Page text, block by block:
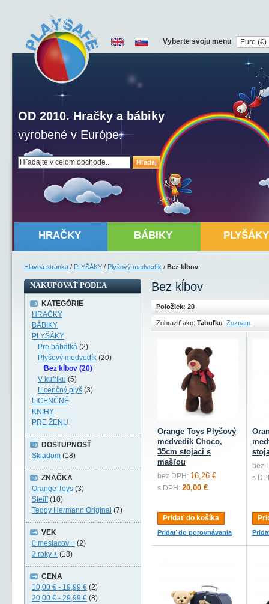
Hľadaj
OD 2010. Hračky a bábiky
vyrobené v Európe.
Vyberte svoju menu
HRAČKY BÁBIKY PLYŠÁKY
Hlavná stránka / PLYŠÁKY / Plyšový medvedík / Bez kĺbov
Bez kĺbov
Položiek: 20
Zobraziť ako: Tabuľku Zoznam
Orange Toys Plyšový
medvedík Choco,
35cm stojaci s
mašľou
bez DPH: 16,26 €
s DPH: 20,00 €
Pridať do košíka
Pridať do porovnávania
bez
s
NAKUPOVAŤ PODĽA
KATEGÓRIE
HRAČKY
BÁBIKY
PLYŠÁKY
Pre bábätká (2)
Plyšový medvedík (20)
Bez kĺbov (20)
V kufríku (5)
Licenčný plyš (3)
LICENČNÉ
KNIHY
PRE ŽENU
DOSTUPNOSŤ
Skladom (18)
ZNAČKA
Orange Toys (3)
Steiff(10)
Teddy Hermann Original (7)
VEK
0 mesiacov + (2)
3 roky + (18)
CENA
10,00 € - 19,99 € (2)
20,00 € - 29,99 € (8)